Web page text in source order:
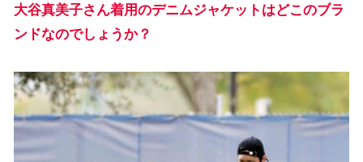
大谷真美子さん着用のデニムジャケットはどこのブラ
ンドなのでしょうか？